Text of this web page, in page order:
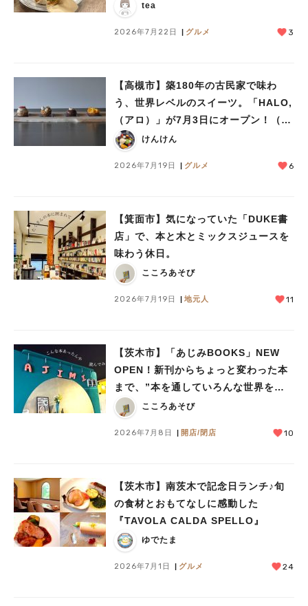
tea
2026年7月22日 グルメ 3
【高槻市】築180年の古民家で味わ
う、世界レベルのスイーツ。「HALO,
（アロ）」が7月3日にオープン！（教
えたい/教えて）
けんけん
2026年7月19日 グルメ 6
【箕面市】気になっていた「DUKE書
店」で、本と木とミックスジュースを
味わう休日。
こころあそび
2026年7月19日 地元人 11
【茨木市】「あじみBOOKS」NEW
OPEN！新刊からちょっと変わった本
まで、”本を通していろんな世界をあ
じみする” 本屋さん
こころあそび
2026年7月8日 開店/閉店 10
【茨木市】南茨木で記念日ランチ♪旬
の食材とおもてなしに感動した
『TAVOLA CALDA SPELLO』
ゆでたま
2026年7月1日 グルメ 24